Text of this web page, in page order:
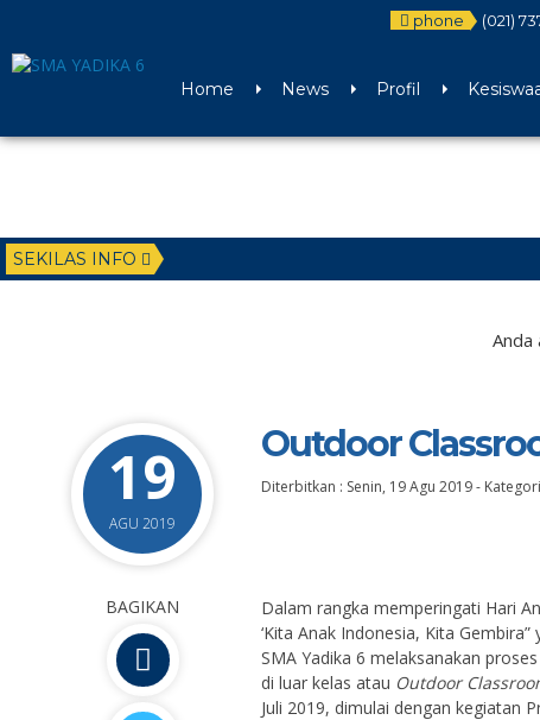
phone (021)
Home News Profil
SEKILAS INFO
Anda
19
AGU 2019
Outdoor
Diterbitkan : Senin, 19 Agu 2019-
BAGIKAN
Dalam rangka memperingati Hari
‘Kita Anak Indonesia, Kita
SMA Yadika 6 melaksanakan
di luar kelas atau Outdoor
Juli 2019, dimulai dengan kegiatan